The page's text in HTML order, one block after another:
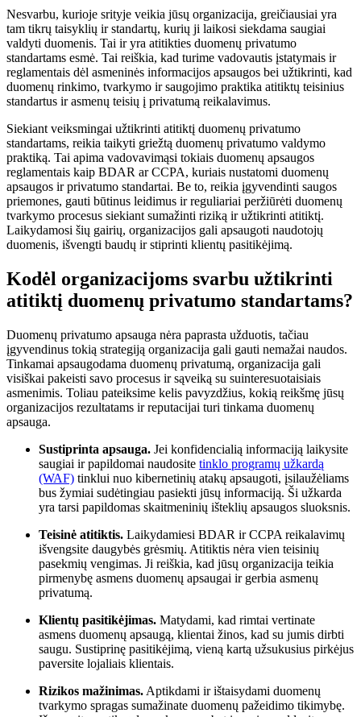
Nesvarbu, kurioje srityje veikia jūsų organizacija, greičiausiai yra
tam tikrų taisyklių ir standartų, kurių ji laikosi siekdama saugiai
valdyti duomenis. Tai ir yra atitikties duomenų privatumo
standartams esmė. Tai reiškia, kad turime vadovautis įstatymais ir
reglamentais dėl asmeninės informacijos apsaugos bei užtikrinti, kad
duomenų rinkimo, tvarkymo ir saugojimo praktika atitiktų teisinius
standartus ir asmenų teisių į privatumą reikalavimus.
Siekiant veiksmingai užtikrinti atitiktį duomenų privatumo
standartams, reikia taikyti griežtą duomenų privatumo valdymo
praktiką. Tai apima vadovavimąsi tokiais duomenų apsaugos
reglamentais kaip BDAR ar CCPA, kuriais nustatomi duomenų
apsaugos ir privatumo standartai. Be to, reikia įgyvendinti saugos
priemones, gauti būtinus leidimus ir reguliariai peržiūrėti duomenų
tvarkymo procesus siekiant sumažinti riziką ir užtikrinti atitiktį.
Laikydamosi šių gairių, organizacijos gali apsaugoti naudotojų
duomenis, išvengti baudų ir stiprinti klientų pasitikėjimą.
Kodėl organizacijoms svarbu užtikrinti
atitiktį duomenų privatumo standartams?
Duomenų privatumo apsauga nėra paprasta užduotis, tačiau
įgyvendinus tokią strategiją organizacija gali gauti nemažai naudos.
Tinkamai apsaugodama duomenų privatumą, organizacija gali
visiškai pakeisti savo procesus ir sąveiką su suinteresuotaisiais
asmenimis. Toliau pateiksime kelis pavyzdžius, kokią reikšmę jūsų
organizacijos rezultatams ir reputacijai turi tinkama duomenų
apsauga.
Sustiprinta apsauga. Jei konfidencialią informaciją laikysite
saugiai ir papildomai naudosite tinklo programų užkardą
(WAF) tinklui nuo kibernetinių atakų apsaugoti, įsilaužėliams
bus žymiai sudėtingiau pasiekti jūsų informaciją. Ši užkarda
yra tarsi papildomas skaitmeninių išteklių apsaugos sluoksnis.
Teisinė atitiktis. Laikydamiesi BDAR ir CCPA reikalavimų
išvengsite daugybės grėsmių. Atitiktis nėra vien teisinių
pasekmių vengimas. Ji reiškia, kad jūsų organizacija teikia
pirmenybę asmens duomenų apsaugai ir gerbia asmenų
privatumą.
Klientų pasitikėjimas. Matydami, kad rimtai vertinate
asmens duomenų apsaugą, klientai žinos, kad su jumis dirbti
saugu. Sustiprinę pasitikėjimą, vieną kartą užsukusius pirkėjus
paversite lojaliais klientais.
Rizikos mažinimas. Aptikdami ir ištaisydami duomenų
tvarkymo spragas sumažinate duomenų pažeidimo tikimybę.